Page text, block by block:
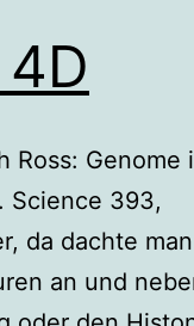
Ross: Genome
Science 393,
da dachte
an und